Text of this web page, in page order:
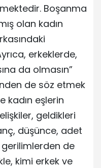
Boşanma
olan kadın
erkeklerde,
da olmasın”
de söz etmek
kadın eşlerin
geldikleri
düşünce, adet
gerilimlerden de
kimi erkek ve